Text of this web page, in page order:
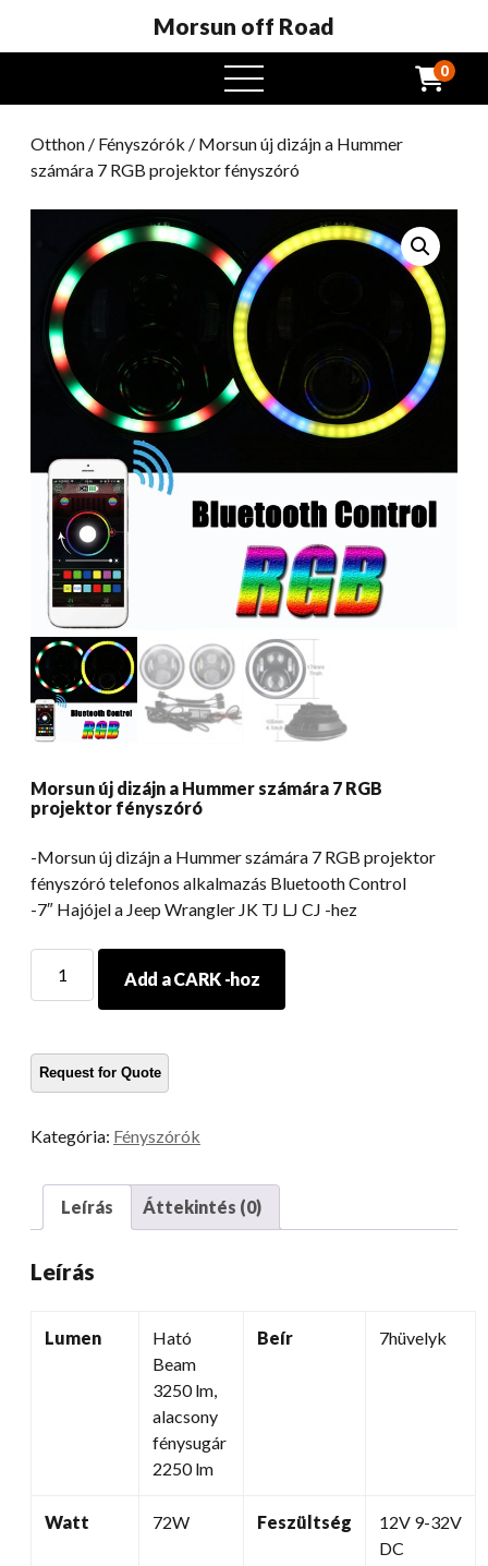
Morsun off Road
Nyissa
meg
menüt
0
Otthon / Fényszórók / Morsun új dizájn a Hummer
számára 7 RGB projektor fényszóró
Morsun új dizájn a Hummer számára 7 RGB
projektor fényszóró
-Morsun új dizájn a Hummer számára 7 RGB projektor
fényszóró telefonos alkalmazás Bluetooth Control
-7″ Hajójel a Jeep Wrangler JK TJ LJ CJ -hez
Hummer
számára
RGB
fényszóró
Add a CARK -hoz
Kategória: Fényszórók
Leírás Áttekintés (0)
Leírás
Lumen
Ható
Beam
3250 lm,
alacsony
fénysugár
2250 lm
Beír 7hüvelyk
Watt 72W Feszültség
12V 9-32V
DC